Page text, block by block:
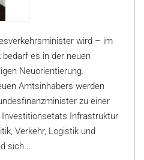
wird – im
es in der neuen
Neuorientierung.
Amtsinhabers werden
zu einer
Infrastruktur
Verkehr, Logistik und
sich...